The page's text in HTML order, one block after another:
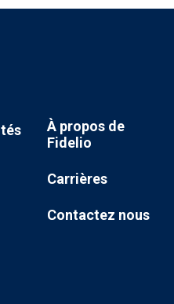
À propos de
Fidelio
Carrières
Contactez nous